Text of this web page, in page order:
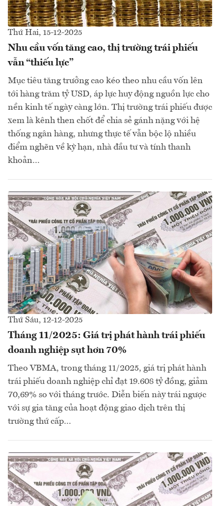
Thứ Hai, 15-12-2025
Nhu cầu vốn tăng cao, thị trường trái phiếu
vẫn “thiếu lực”
Mục tiêu tăng trưởng cao kéo theo nhu cầu vốn lên
tới hàng trăm tỷ USD, áp lực huy động nguồn lực cho
nền kinh tế ngày càng lớn. Thị trường trái phiếu được
xem là kênh then chốt để chia sẻ gánh nặng với hệ
thống ngân hàng, nhưng thực tế vẫn bộc lộ nhiều
điểm nghẽn về kỳ hạn, nhà đầu tư và tính thanh
khoản…
Thứ Sáu, 12-12-2025
Tháng 11/2025: Giá trị phát hành trái phiếu
doanh nghiệp sụt hơn 70%
Theo VBMA, trong tháng 11/2025, giá trị phát hành
trái phiếu doanh nghiệp chỉ đạt 19.608 tỷ đồng, giảm
70,69% so với tháng trước. Diễn biến này trái ngược
với sự gia tăng của hoạt động giao dịch trên thị
trường thứ cấp…